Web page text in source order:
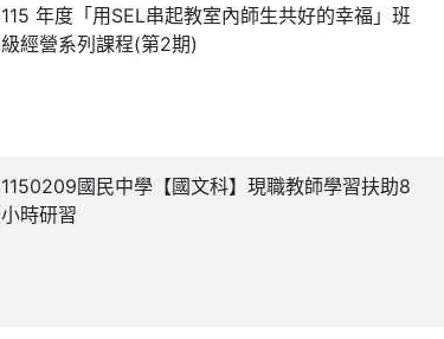
115 年度「用SEL串起教室內師生共好的幸福」班
級經營系列課程(第2期)
1150209國民中學【國文科】現職教師學習扶助8
小時研習